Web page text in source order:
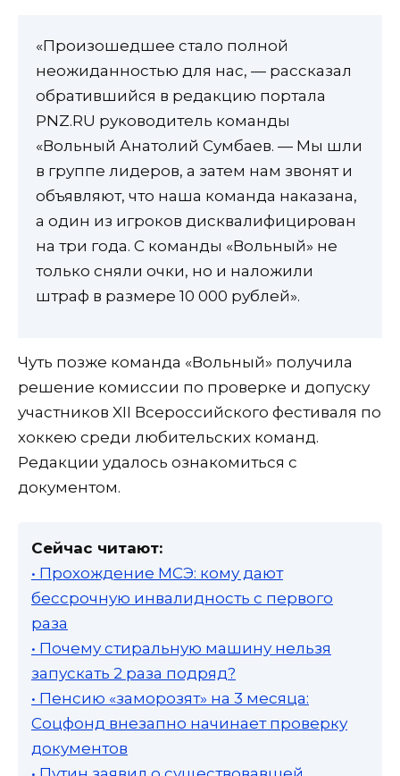
«Произошедшее стало полной
неожиданностью для нас, — рассказал
обратившийся в редакцию портала
PNZ.RU руководитель команды
«Вольный Анатолий Сумбаев. — Мы шли
в группе лидеров, а затем нам звонят и
объявляют, что наша команда наказана,
а один из игроков дисквалифицирован
на три года. С команды «Вольный» не
только сняли очки, но и наложили
штраф в размере 10 000 рублей».
Чуть позже команда «Вольный» получила
решение комиссии по проверке и допуску
участников XII Всероссийского фестиваля по
хоккею среди любительских команд.
Редакции удалось ознакомиться с
документом.
Сейчас читают:
• Прохождение МСЭ: кому дают
бессрочную инвалидность с первого
раза
• Почему стиральную машину нельзя
запускать 2 раза подряд?
• Пенсию «заморозят» на 3 месяца:
Соцфонд внезапно начинает проверку
документов